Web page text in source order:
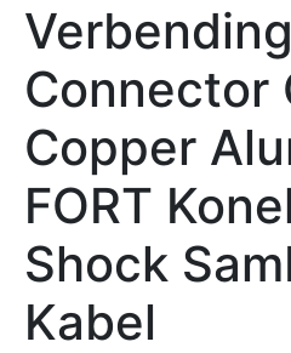
Verbending
Connector
Copper
FORT
Shock
Kabel